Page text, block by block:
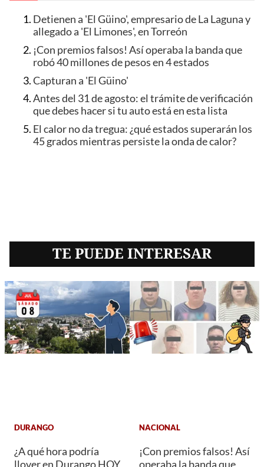
Detienen a 'El Güino', empresario de La Laguna y
allegado a 'El Limones', en Torreón
¡Con premios falsos! Así operaba la banda que
robó 40 millones de pesos en 4 estados
Capturan a 'El Güino'
Antes del 31 de agosto: el trámite de verificación
que debes hacer si tu auto está en esta lista
El calor no da tregua: ¿qué estados superarán los
45 grados mientras persiste la onda de calor?
TE PUEDE INTERESAR
DURANGO
¿A qué hora podría
llover en Durango HOY
NACIONAL
¡Con premios falsos! Así
operaba la banda que